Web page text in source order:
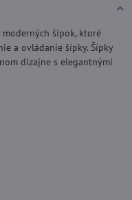
šípok, ktoré
a ovládanie šípky. Šípky
dizajne s elegantnými